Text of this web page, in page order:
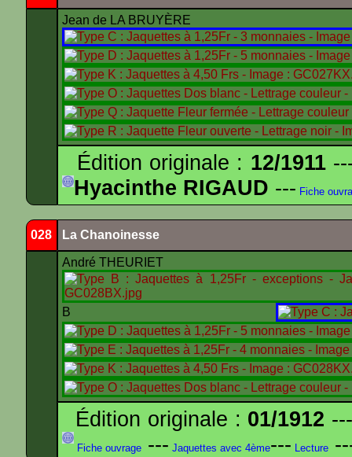
Jean de LA BRUYÈRE
Édition originale : 12/1911
Hyacinthe RIGAUD --- Fiche
028 La Chanoinesse
André THEURIET
B
Édition originale : 01/1912
Fiche ouvrage --- Jaquettes avec 4ème--- Lecture